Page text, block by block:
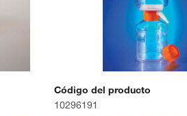
Código del producto
10296191